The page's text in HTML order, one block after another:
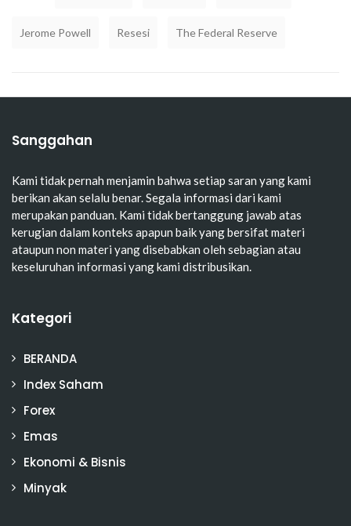
Jerome Powell Resesi The Federal Reserve
Sanggahan
Kami tidak pernah menjamin bahwa setiap saran yang kami
berikan akan selalu benar. Segala informasi dari kami
merupakan panduan. Kami tidak bertanggung jawab atas
kerugian dalam konteks apapun baik yang bersifat materi
ataupun non materi yang disebabkan oleh sebagian atau
keseluruhan informasi yang kami distribusikan.
Kategori
BERANDA
Index Saham
Forex
Emas
Ekonomi & Bisnis
Minyak